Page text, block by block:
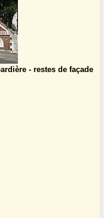
- restes de façade